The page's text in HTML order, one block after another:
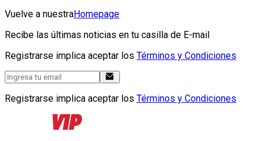
Vuelve a nuestraHomepage
Recibe las últimas noticias en tu casilla de E-mail
Registrarse implica aceptar los Términos y Condiciones
Registrarse implica aceptar los Términos y Condiciones